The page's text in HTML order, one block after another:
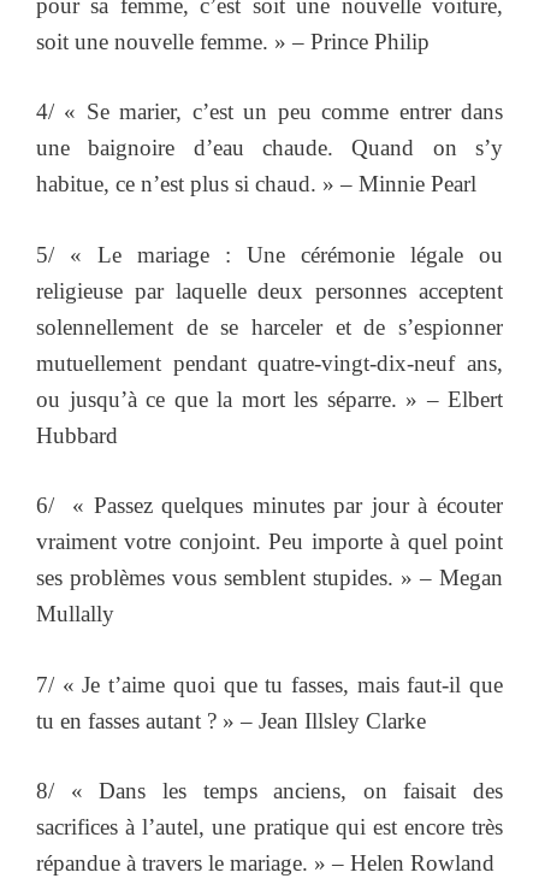
pour sa femme, c’est soit une nouvelle voiture,
soit une nouvelle femme. » – Prince Philip
4/ « Se marier, c’est un peu comme entrer dans
une baignoire d’eau chaude. Quand on s’y
habitue, ce n’est plus si chaud. » – Minnie Pearl
5/ « Le mariage : Une cérémonie légale ou
religieuse par laquelle deux personnes acceptent
solennellement de se harceler et de s’espionner
mutuellement pendant quatre-vingt-dix-neuf ans,
ou jusqu’à ce que la mort les séparre. » – Elbert
Hubbard
6/ « Passez quelques minutes par jour à écouter
vraiment votre conjoint. Peu importe à quel point
ses problèmes vous semblent stupides. » – Megan
Mullally
7/ « Je t’aime quoi que tu fasses, mais faut-il que
tu en fasses autant ? » – Jean Illsley Clarke
8/ « Dans les temps anciens, on faisait des
sacrifices à l’autel, une pratique qui est encore très
répandue à travers le mariage. » – Helen Rowland